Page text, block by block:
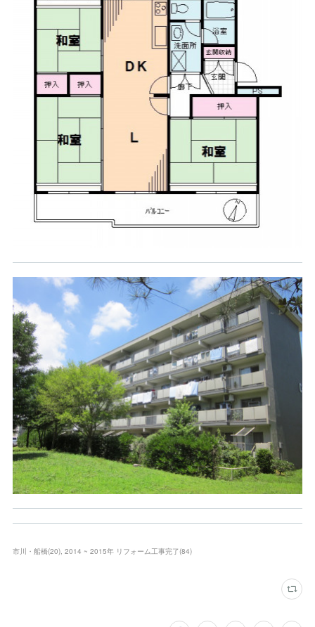
市川・船橋(20) 2014 ~ 2015年 リフォーム工事完了(84)